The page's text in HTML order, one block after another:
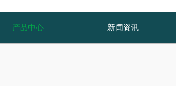
产品中心 新闻资讯